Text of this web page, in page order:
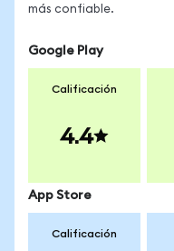
más confiable.
Google Play
Calificación
4.4
App Store
Calificación